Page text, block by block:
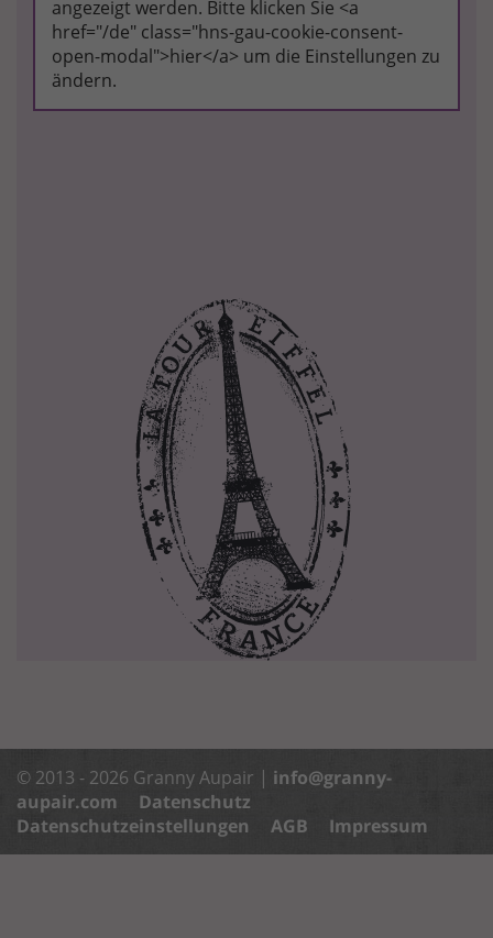
angezeigt werden. Bitte klicken Sie <a
href="/de" class="hns-gau-cookie-consent-
open-modal">hier</a> um die Einstellungen zu
ändern.
© 2013 - 2026 Granny Aupair | info@granny-
aupair.com
Datenschutz
Datenschutzeinstellungen
AGB Impressum